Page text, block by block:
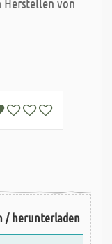
Herstellen von
/ herunterladen